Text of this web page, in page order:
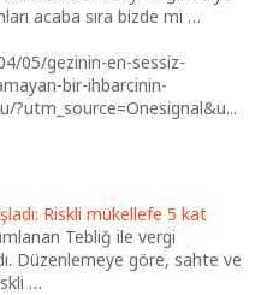
acaba sıra bizde mi …
05/gezinin-en-sessiz-
bir-ihbarcinin-
?utm_source=Onesignal&u...
Riskli mükellefe 5 kat
Tebliğ ile vergi
Düzenlemeye göre, sahte ve
…